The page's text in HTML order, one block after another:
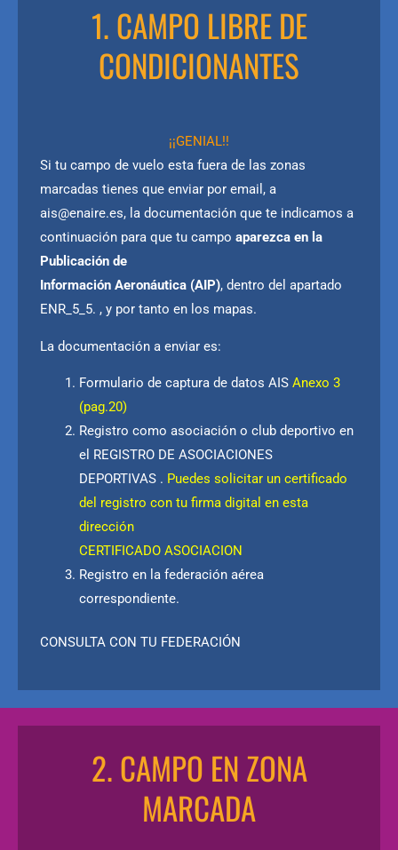
1. CAMPO LIBRE DE
CONDICIONANTES
¡¡GENIAL!!
Si tu campo de vuelo esta fuera de las zonas
marcadas tienes que enviar por email, a
ais@enaire.es, la documentación que te indicamos a
continuación para que tu campo aparezca en la
Publicación de
Información Aeronáutica (AIP), dentro del apartado
ENR_5_5. , y por tanto en los mapas.
La documentación a enviar es:
Formulario de captura de datos AIS Anexo 3
(pag.20)
Registro como asociación o club deportivo en
el REGISTRO DE ASOCIACIONES
DEPORTIVAS . Puedes solicitar un certificado
del registro con tu firma digital en esta
dirección
CERTIFICADO ASOCIACION
Registro en la federación aérea
correspondiente.
CONSULTA CON TU FEDERACIÓN
2. CAMPO EN ZONA
MARCADA